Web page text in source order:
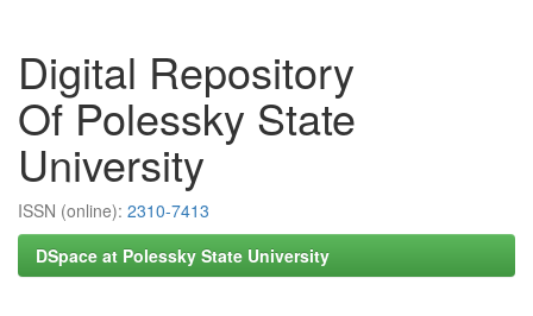
Digital Repository
Of Polessky State
University
ISSN (online): 2310-7413
DSpace at Polessky State University